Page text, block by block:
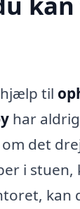
til
har
det
i stuen,
kan